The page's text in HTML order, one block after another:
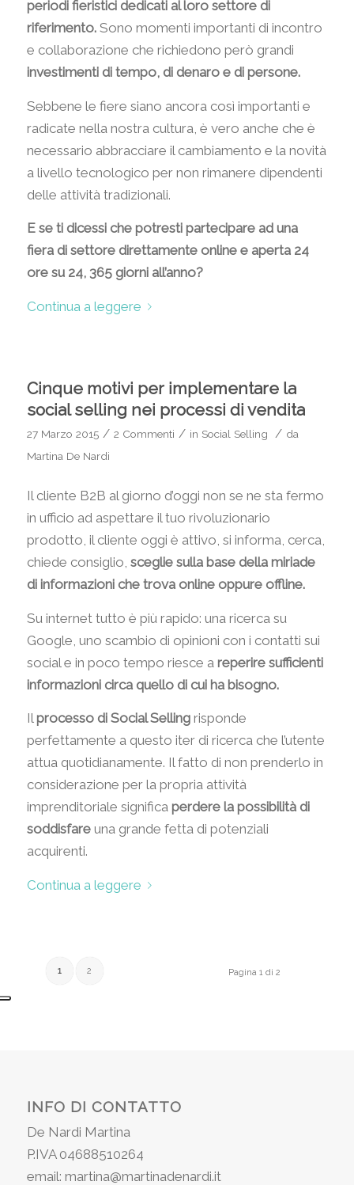
periodi fieristici dedicati al loro settore di
riferimento.Sono momenti importanti di incontro
e collaborazione che richiedono però grandi
investimenti di tempo, di denaro e di persone.
Sebbene le fiere siano ancora così importanti e
radicate nella nostra cultura, è vero anche che è
necessario abbracciare il cambiamento e la novità
a livello tecnologico per non rimanere dipendenti
delle attività tradizionali.
E se ti dicessi che potresti partecipare ad una
fiera di settore direttamente online e aperta 24
ore su 24, 365 giorni all’anno?
Continua a leggere
Cinque motivi per implementare la
social selling nei processi di vendita
27 Marzo 2015 / 2 Commenti / in Social Selling / da
Martina De Nardi
Il cliente B2B al giorno d’oggi non se ne sta fermo
in ufficio ad aspettare il tuo rivoluzionario
prodotto, il cliente oggi è attivo, si informa, cerca,
chiede consiglio, sceglie sulla base della miriade
di informazioni che trova online oppure offline.
Su internet tutto è più rapido: una ricerca su
Google, uno scambio di opinioni con i contatti sui
social e in poco tempo riesce a reperire sufficienti
informazioni circa quello di cui ha bisogno.
Ilprocesso di Social Sellingrisponde
perfettamente a questo iter di ricerca che l’utente
attua quotidianamente. Il fatto di non prenderlo in
considerazione per la propria attività
imprenditoriale significaperdere la possibilità di
soddisfareuna grande fetta di potenziali
acquirenti.
Continua a leggere
Pagina 1 di 2
1 2
INFO DI CONTATTO
De Nardi Martina
P.IVA 04688510264
email: martina@martinadenardi.it